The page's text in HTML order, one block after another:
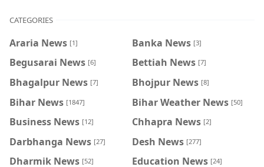
CATEGORIES
Araria News [1] Banka News [3]
Begusarai News [6] Bettiah News [7]
Bhagalpur News [7] Bhojpur News [8]
Bihar News [1847] Bihar Weather News [50]
Business News [12] Chhapra News [2]
Darbhanga News [27] Desh News [277]
Dharmik News [52] Education News [24]